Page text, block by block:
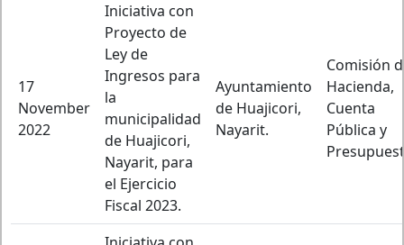
17
November
2022
Iniciativa con
Proyecto de
Ley de
Ingresos para
la
municipalidad
de Huajicori,
Nayarit, para
el Ejercicio
Fiscal 2023.
Ayuntamiento
de Huajicori,
Nayarit.
Comisión
Hacienda,
Cuenta
Pública y